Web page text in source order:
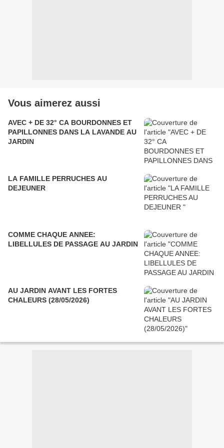
Vous aimerez aussi
AVEC + DE 32° CA BOURDONNES ET
PAPILLONNES DANS LA LAVANDE AU
JARDIN
LA FAMILLE PERRUCHES AU
DEJEUNER
COMME CHAQUE ANNEE:
LIBELLULES DE PASSAGE AU JARDIN
AU JARDIN AVANT LES FORTES
CHALEURS (28/05/2026)